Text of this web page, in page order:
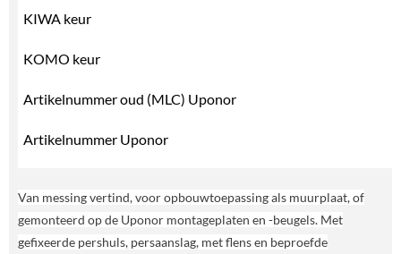
KIWA keur
KOMO keur
Artikelnummer oud (MLC) Uponor
Artikelnummer Uponor
Van messing vertind, voor opbouwtoepassing als muurplaat, of
gemonteerd op de Uponor montageplaten en -beugels. Met
gefixeerde pershuls, persaanslag, met flens en beproefde